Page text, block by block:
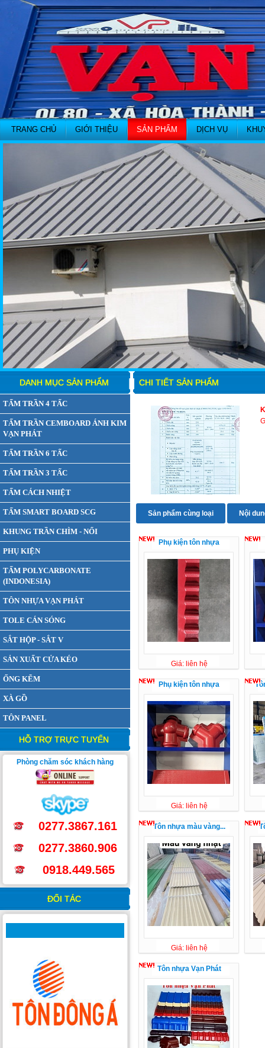
TRANG CHỦ GIỚI THIỆU SẢN PHẨM DỊCH VỤ
DANH MỤC SẢN PHẨM
TẤM TRẦN 4 TẤC
TẤM TRẦN CEMBOARD ÁNH KIM
VẠN PHÁT
TẤM TRẦN 6 TẤC
TẤM TRẦN 3 TẤC
TẤM CÁCH NHIỆT
TẤM SMART BOARD SCG
KHUNG TRẦN CHÌM - NỔI
PHỤ KIỆN
TẤM POLYCARBONATE
(INDONESIA)
TÔN NHỰA VẠN PHÁT
TOLE CÁN SÓNG
SẮT HỘP - SẮT V
SẢN XUẤT CỬA KÉO
ỐNG KẼM
XÀ GỒ
TÔN PANEL
HỖ TRỢ TRỰC TUYẾN
Phòng chăm sóc khách hàng
0277.3867.161
0277.3860.906
0918.449.565
ĐỐI TÁC
CHI TIẾT SẢN PHẨM
Sản phẩm cùng loại Nội
Phụ kiện tôn nhựa
Giá: liên hệ
Phụ kiện tôn nhựa
Giá: liên hệ
Tôn nhựa màu vàng...
Giá: liên hệ
Tôn nhựa Vạn Phát